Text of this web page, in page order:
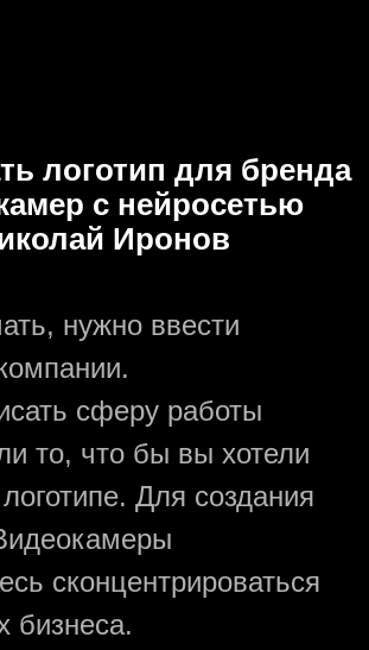
логотип для бренда
с нейросетью
Иронов
нужно ввести
сферу работы
то, что бы вы хотели
Для создания
сконцентрироваться
бизнеса.